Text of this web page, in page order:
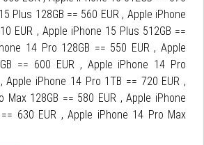
Plus 128GB == 560 EUR , Apple iPhone
EUR , Apple iPhone 15 Plus 512GB ==
14 Pro 128GB == 550 EUR , Apple
== 600 EUR , Apple iPhone 14 Pro
Apple iPhone 14 Pro 1TB == 720 EUR ,
Max 128GB == 580 EUR , Apple iPhone
630 EUR , Apple iPhone 14 Pro Max